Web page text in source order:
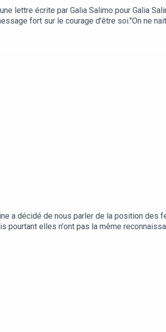
lettre écrite par Galia Salimo pour Galia
fort sur le courage d'être soi."On ne
a décidé de nous parler de la position
pourtant elles n'ont pas la même